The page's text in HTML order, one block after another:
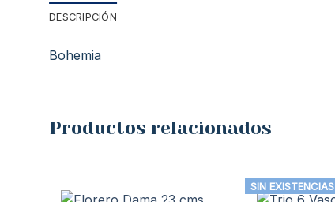
DESCRIPCIÓN
Bohemia
Productos relacionados
SIN EXISTENCIAS